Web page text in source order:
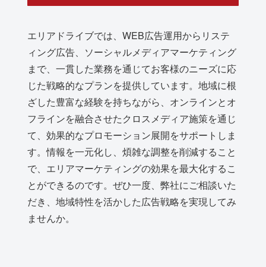
エリアドライブでは、WEB広告運用からリステ
ィング広告、ソーシャルメディアマーケティング
まで、一貫した業務を通じてお客様のニーズに応
じた戦略的なプランを提供しています。地域に根
ざした豊富な経験を持ちながら、オンラインとオ
フラインを融合させたクロスメディア施策を通じ
て、効果的なプロモーション展開をサポートしま
す。情報を一元化し、煩雑な調整を削減すること
で、エリアマーケティングの効果を最大化するこ
とができるのです。ぜひ一度、弊社にご相談いた
だき、地域特性を活かした広告戦略を実現してみ
ませんか。